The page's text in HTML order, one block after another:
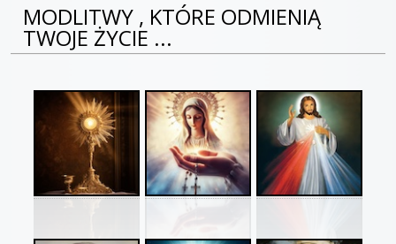
MODLITWY , KTÓRE ODMIENIĄ
TWOJE ŻYCIE ...